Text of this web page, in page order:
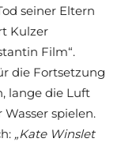
seiner Eltern
Kulzer
Film“.
die Fortsetzung
lange die Luft
spielen.
„Kate Winslet